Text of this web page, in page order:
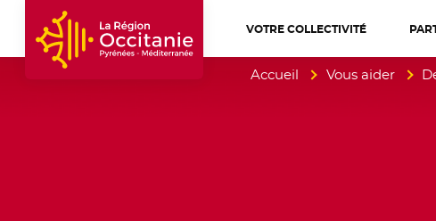
Accueil Région Occitanie / Pyrénées-
VOTRE COLLECTIVITÉ
Accueil Vous aider